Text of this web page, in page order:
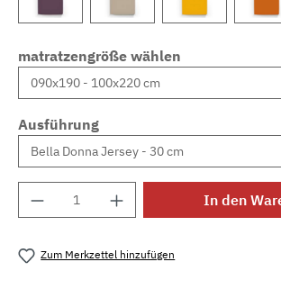
matratzengröße wählen
Ausführung
Produkt Anzahl: Gib den
In den
Zum Merkzettel hinzufügen